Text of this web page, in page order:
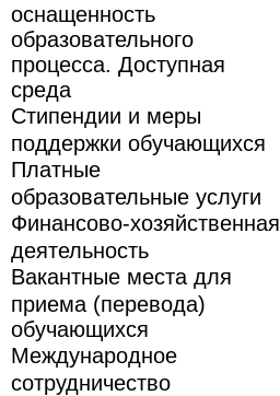
оснащенность
образовательного
процесса. Доступная
среда
Стипендии и меры
поддержки обучающихся
Платные
образовательные услуги
Финансово-хозяйственная
деятельность
Вакантные места для
приема (перевода)
обучающихся
Международное
сотрудничество